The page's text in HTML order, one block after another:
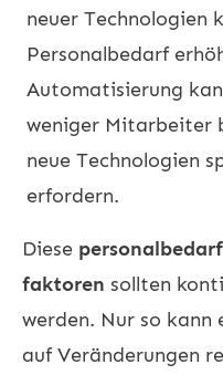
neuer Technologien
Personalbedarf
Automatisierung
weniger Mitarbeiter
neue Technologien
erfordern.
Diese
faktoren sollten
werden. Nur so kann
auf Veränderungen